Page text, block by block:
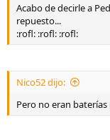
Acabo de decirle a
repuesto...
:rofl: :rofl: :rofl:
Nico52 dijo:
Pero no eran baterías